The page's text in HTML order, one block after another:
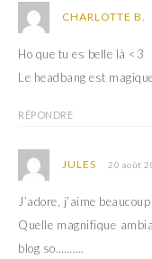
CHARLOTTE B.
Ho que tu es belle là <3
Le headbang est
RÉPONDRE
JULES 20 août
J’adore, j’aime
Quelle magnifique
blog so……….